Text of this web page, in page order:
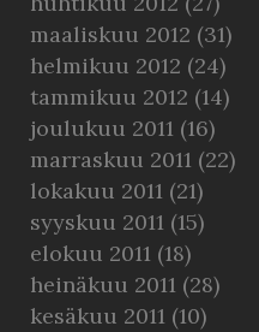
maaliskuu 2012 (31)
helmikuu 2012 (24)
tammikuu 2012 (14)
joulukuu 2011 (16)
marraskuu 2011 (22)
lokakuu 2011 (21)
syyskuu 2011 (15)
elokuu 2011 (18)
heinäkuu 2011 (28)
kesäkuu 2011 (10)